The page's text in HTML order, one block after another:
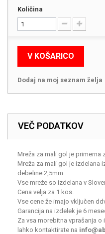
Količina
V KOŠARICO
Dodaj na moj seznam želja
VEČ PODATKOV
Mreža za mali gol je primerna
Mreža za mali gol je izdelana
debeline 2,5mm.
Vse mreže so izdelana v
Cena velja za 1 kos.
Vse cene že imajo vključen
Garancija na izdelek je 6
Za vsa morebitna vprašanja
lahko kontaktirate na